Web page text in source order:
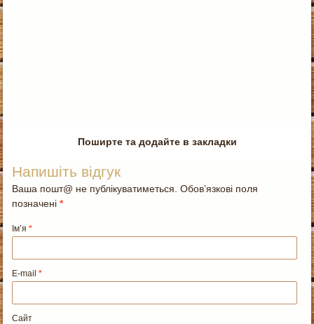
Поширте та додайте в закладки
Напишіть відгук
Ваша пошт@ не публікуватиметься. Обов’язкові поля
позначені*
Ім’я*
E-mail*
Сайт